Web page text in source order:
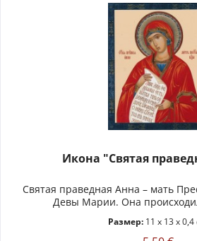
Икона "Святая
Святая праведная Анна – мать
Девы Марии. Она
Размер:11 x 13 x 0,4